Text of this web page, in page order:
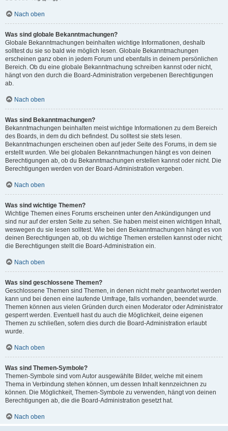
Nach oben
Was sind globale Bekanntmachungen?
Globale Bekanntmachungen beinhalten wichtige Informationen, deshalb
solltest du sie so bald wie möglich lesen. Globale Bekanntmachungen
erscheinen ganz oben in jedem Forum und ebenfalls in deinem persönlichen
Bereich. Ob du eine globale Bekanntmachung schreiben kannst oder nicht,
hängt von den durch die Board-Administration vergebenen Berechtigungen
ab.
Nach oben
Was sind Bekanntmachungen?
Bekanntmachungen beinhalten meist wichtige Informationen zu dem Bereich
des Boards, in dem du dich befindest. Du solltest sie stets lesen.
Bekanntmachungen erscheinen oben auf jeder Seite des Forums, in dem sie
erstellt wurden. Wie bei globalen Bekanntmachungen hängt es von deinen
Berechtigungen ab, ob du Bekanntmachungen erstellen kannst oder nicht. Die
Berechtigungen werden von der Board-Administration vergeben.
Nach oben
Was sind wichtige Themen?
Wichtige Themen eines Forums erscheinen unter den Ankündigungen und
sind nur auf der ersten Seite zu sehen. Sie haben meist einen wichtigen Inhalt,
weswegen du sie lesen solltest. Wie bei den Bekanntmachungen hängt es von
deinen Berechtigungen ab, ob du wichtige Themen erstellen kannst oder nicht;
die Berechtigungen stellt die Board-Administration ein.
Nach oben
Was sind geschlossene Themen?
Geschlossene Themen sind Themen, in denen nicht mehr geantwortet werden
kann und bei denen eine laufende Umfrage, falls vorhanden, beendet wurde.
Themen können aus vielen Gründen durch einen Moderator oder Administrator
gesperrt werden. Eventuell hast du auch die Möglichkeit, deine eigenen
Themen zu schließen, sofern dies durch die Board-Administration erlaubt
wurde.
Nach oben
Was sind Themen-Symbole?
Themen-Symbole sind vom Autor ausgewählte Bilder, welche mit einem
Thema in Verbindung stehen können, um dessen Inhalt kennzeichnen zu
können. Die Möglichkeit, Themen-Symbole zu verwenden, hängt von deinen
Berechtigungen ab, die die Board-Administration gesetzt hat.
Nach oben